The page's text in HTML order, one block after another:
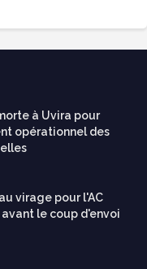
à Uvira pour
opérationnel des
virage pour l'AC
le coup d'envoi